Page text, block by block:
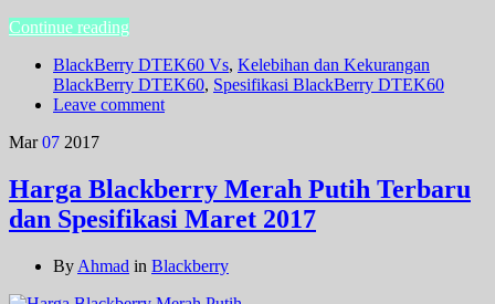
Continue reading
BlackBerry DTEK60 Vs, Kelebihan dan Kekurangan
BlackBerry DTEK60, Spesifikasi BlackBerry DTEK60
Leave comment
Mar 07 2017
Harga Blackberry Merah Putih Terbaru
dan Spesifikasi Maret 2017
By Ahmad in Blackberry